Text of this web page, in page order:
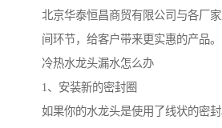
北京华泰恒昌商贸有限公司与各厂
间环节，给客户带来更实惠的产品。
冷热水龙头漏水怎么办
1、安装新的密封圈
如果你的水龙头是使用了线状的密